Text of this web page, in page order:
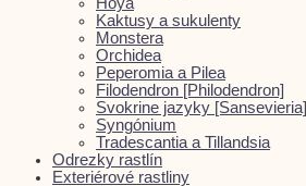
Kaktusy a sukulenty
Monstera
Orchidea
Peperomia a Pilea
Filodendron [Philodendron]
Svokrine jazyky [Sansevieria]
Syngónium
Tradescantia a Tillandsia
Odrezky rastlín
Exteriérové rastliny